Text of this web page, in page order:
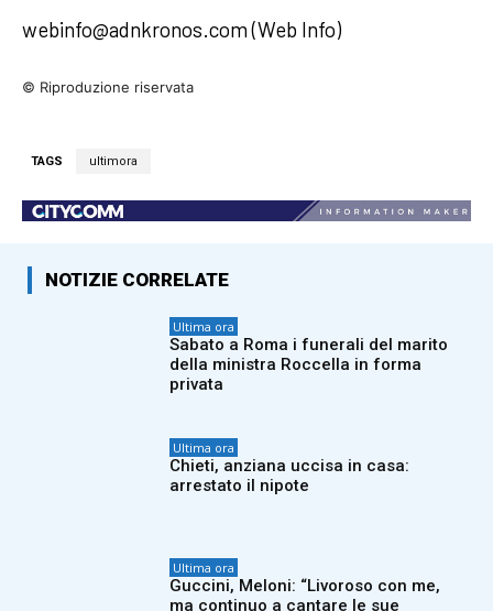
webinfo@adnkronos.com (Web Info)
© Riproduzione riservata
TAGS ultimora
NOTIZIE CORRELATE
Ultima ora
Sabato a Roma i funerali del marito
della ministra Roccella in forma
privata
Ultima ora
Chieti, anziana uccisa in casa:
arrestato il nipote
Ultima ora
Guccini, Meloni: “Livoroso con me,
ma continuo a cantare le sue